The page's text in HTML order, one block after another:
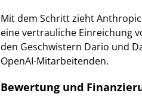
Mit dem Schritt zieht
eine vertrauliche Einreichung
den Geschwistern Dario und
OpenAI-Mitarbeitenden.
Bewertung und